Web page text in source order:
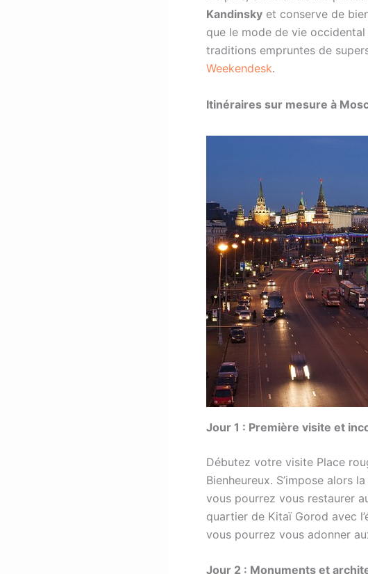
Kandinsky et conserve de
que le mode de vie
traditions empruntes de
Weekendesk.
Itinéraires sur mesure à
Jour 1 : Première visite et
Débutez votre visite Place
Bienheureux. S’impose alors
vous pourrez vous restaurer
quartier de Kitaï Gorod avec
vous pourrez vous adonner
Jour 2 : Monuments et